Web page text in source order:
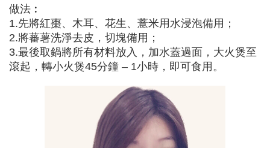
做法︰
1.先將紅棗、木耳、花生、薏米用水浸泡備用；
2.將蕃薯洗淨去皮，切塊備用；
3.最後取鍋將所有材料放入，加水蓋過面，大火煲至
滾起，轉小火煲45分鐘 – 1小時，即可食用。